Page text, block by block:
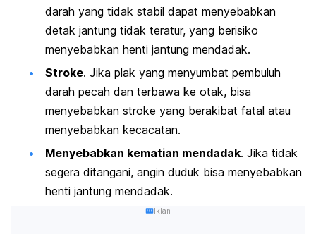
darah yang tidak stabil dapat menyebabkan
detak jantung tidak teratur, yang berisiko
menyebabkan henti jantung mendadak.
Stroke. Jika plak yang menyumbat pembuluh
darah pecah dan terbawa ke otak, bisa
menyebabkan stroke yang berakibat fatal atau
menyebabkan kecacatan.
Menyebabkan kematian mendadak. Jika tidak
segera ditangani, angin duduk bisa menyebabkan
henti jantung mendadak.
Iklan